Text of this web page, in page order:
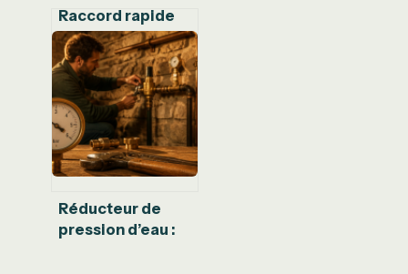
Raccord rapide
eau : choisir le
bon diamètre et
matériau pour une
installation sans
fuite
Réducteur de
pression d’eau :